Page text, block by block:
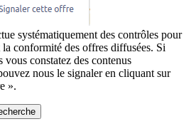
systématiquement des contrôles pour
conformité des offres diffusées. Si
vous constatez des contenus
nous le signaler en cliquant sur
».